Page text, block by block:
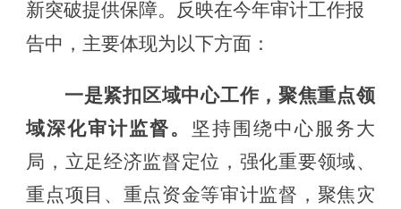
新突破提供保障。反映在今年审计工作报
告中，主要体现为以下方面：
一是紧扣区域中心工作，聚焦重点领
域深化审计监督。
坚持围绕中心服务大
局，立足经济监督定位， 强化重要领域、
重点项目、重点资金等审计监督 ， 聚焦灾